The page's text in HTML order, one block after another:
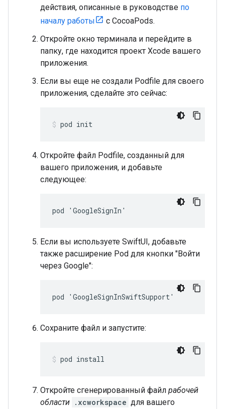
действия, описанные в руководстве по
началу работы
с CocoaPods.
Откройте окно терминала и перейдите в
папку, где находится проект Xcode вашего
приложения.
Если вы еще не создали Podfile для своего
приложения, сделайте это сейчас:
pod init
Откройте файл Podfile, созданный для
вашего приложения, и добавьте
следующее:
pod 'GoogleSignIn'
Если вы используете SwiftUI, добавьте
также расширение Pod для кнопки "Войти
через Google":
pod 'GoogleSignInSwiftSupport'
Сохраните файл и запустите:
pod install
Откройте сгенерированный файл рабочей
области .xcworkspace для вашего